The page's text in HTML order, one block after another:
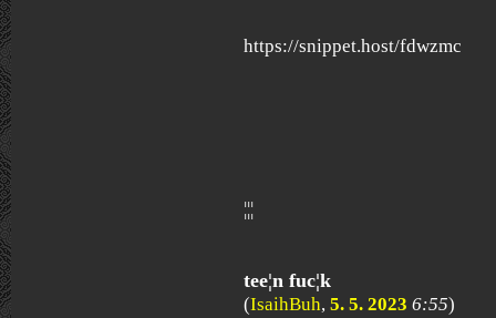
https://snippet.host/fdwzmc
¦¦¦
tee¦n fuc¦k
(IsaihBuh, 5. 5. 2023 6:55)